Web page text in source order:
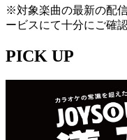
※対象楽曲の最新の配
ービスにて十分にご確
PICK UP